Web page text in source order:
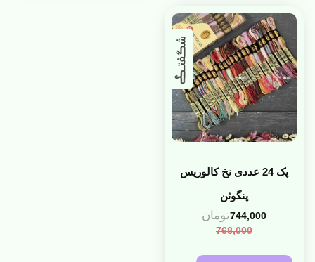
پک 24 عددی نخ کالوریس
پنگوئن
768,000
744,000تومان